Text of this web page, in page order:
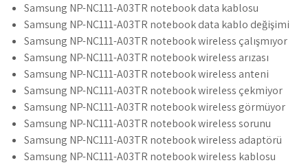
Samsung NP-NC111-A03TR notebook data kablosu
Samsung NP-NC111-A03TR notebook data kablo değişimi
Samsung NP-NC111-A03TR notebook wireless çalışmıyor
Samsung NP-NC111-A03TR notebook wireless arızası
Samsung NP-NC111-A03TR notebook wireless anteni
Samsung NP-NC111-A03TR notebook wireless çekmiyor
Samsung NP-NC111-A03TR notebook wireless görmüyor
Samsung NP-NC111-A03TR notebook wireless sorunu
Samsung NP-NC111-A03TR notebook wireless adaptörü
Samsung NP-NC111-A03TR notebook wireless kablosu